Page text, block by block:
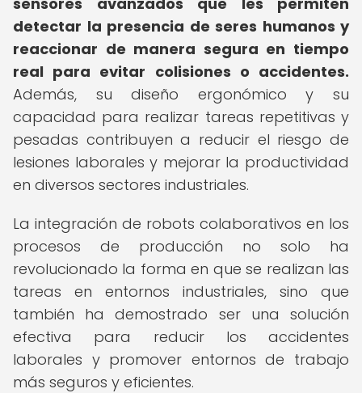
detectar la presencia de seres humanos y
reaccionar de manera segura en tiempo
real para evitar colisiones o accidentes.
Además, su diseño ergonómico y su
capacidad para realizar tareas repetitivas y
pesadas contribuyen a reducir el riesgo de
lesiones laborales y mejorar la productividad
en diversos sectores industriales.
La integración de robots colaborativos en los
procesos de producción no solo ha
revolucionado la forma en que se realizan las
tareas en entornos industriales, sino que
también ha demostrado ser una solución
efectiva para reducir los accidentes
laborales y promover entornos de trabajo
más seguros y eficientes.